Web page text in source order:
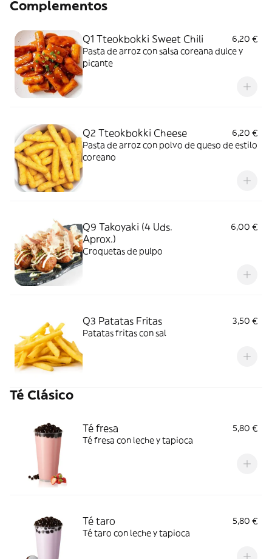
Complementos
Q1 Tteokbokki Sweet Chili
6,20 €
Pasta de arroz con salsa coreana dulce y
picante
Q2 Tteokbokki Cheese
6,20 €
Pasta de arroz con polvo de queso de estilo
coreano
Q9 Takoyaki (4 Uds.
Aprox.)
6,00 €
Croquetas de pulpo
Q3 Patatas Fritas
3,50 €
Patatas fritas con sal
Té Clásico
Té fresa
5,80 €
Té fresa con leche y tapioca
Té taro
5,80 €
Té taro con leche y tapioca